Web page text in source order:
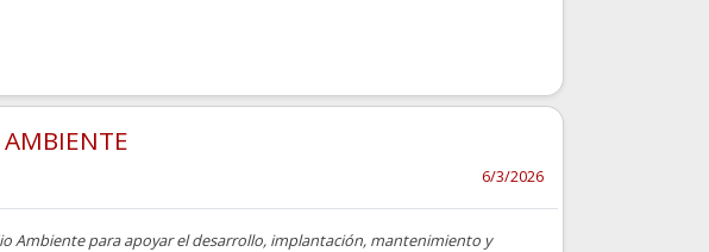
6/3/2026
Ambiente para apoyar el desarrollo, implantación, mantenimiento y